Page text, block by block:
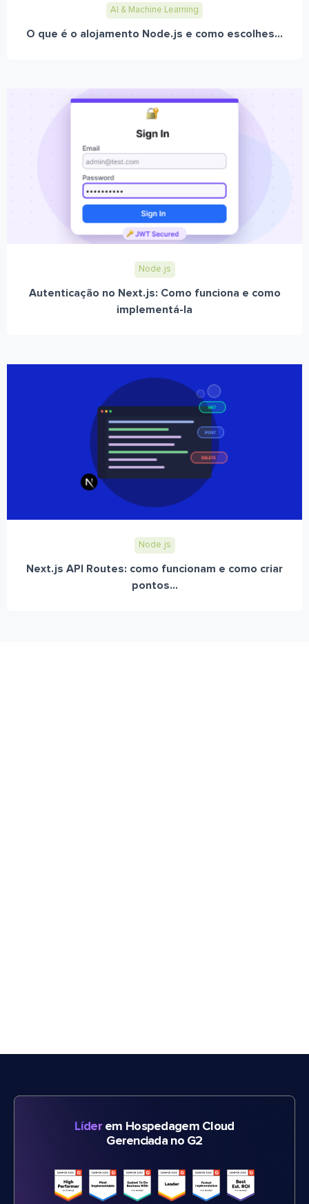
AI & Machine Learning
O que é o alojamento Node.js e como escolhes...
Node.js
Autenticação no Next.js: Como funciona e como
implementá-la
Node.js
Next.js API Routes: como funcionam e como criar
pontos...
Líderem Hospedagem Cloud
Gerenciada no G2